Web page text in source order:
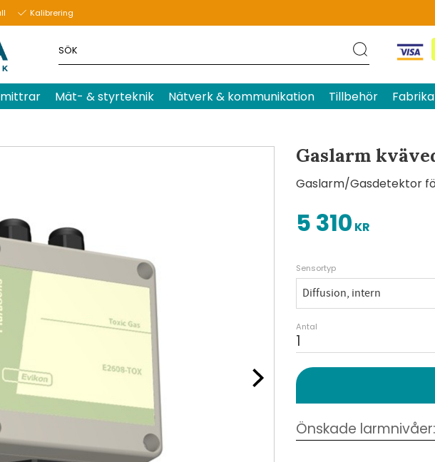
Kalibrering
Mät- & styrteknik Nätverk & kommunikation Tillbehör
Gaslarm
Gaslarm/Gasdetektor
5 310 KR
Sensortyp
Antal
Baserat